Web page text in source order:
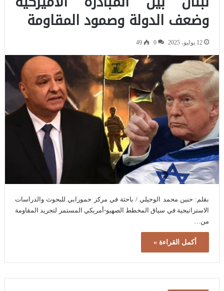
وضعف الدولة وصمود المقاومة
12 يوليو، 2025 0
49
بقلم: حنين محمد الوحيلي / باحثة في مركز حمورابي للبحوث والدراسات
الاستراتيجية في سياق المخطط الصهيو-أمريكي المستمر لتجريد المقاومة
من…
أكمل القراءة »